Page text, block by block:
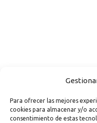
Para ofrecer las mejores
cookies para almacenar y/o
consentimiento de estas